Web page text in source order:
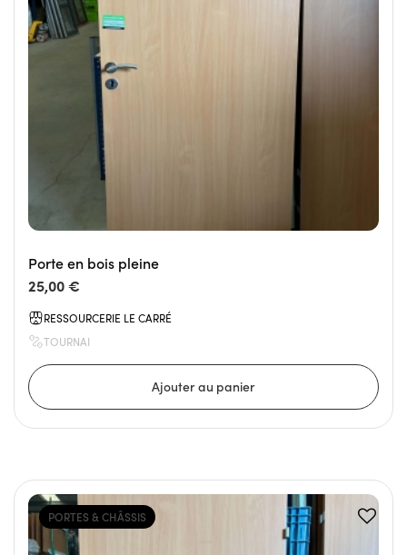
Porte en bois pleine
25,00 €
RESSOURCERIE LE CARRÉ
TOURNAI
PORTES & CHÂSSIS